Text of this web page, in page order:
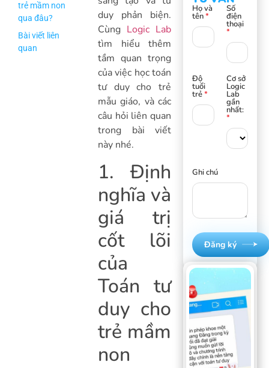
trẻ mầm non
qua đâu?
Bài viết liên
quan
duy phản biện.
Cùng Logic Lab
tìm hiểu thêm
tầm quan trọng
của việc học toán
tư duy cho trẻ
mẫu giáo, và các
câu hỏi liên quan
trong bài viết
này nhé.
1. Định
nghĩa và
giá trị
cốt lõi
của
Toán tư
duy cho
trẻ mầm
non
Họ và
tên*
Số
điện
thoại
*
Độ
tuổi
trẻ*
Cơ sở
Logic
Lab
gần
nhất:
*
Ghi chú
Đăng ký